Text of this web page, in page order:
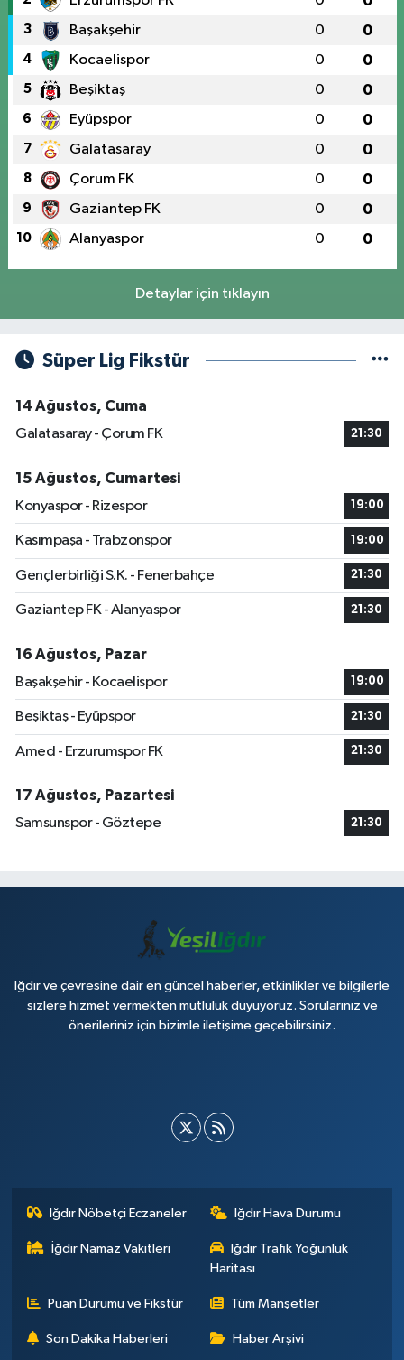
3 Başakşehir 0 0
4 Kocaelispor 0 0
5 Beşiktaş 0 0
6 Eyüpspor 0 0
7 Galatasaray 0 0
8 Çorum FK 0 0
9 Gaziantep FK 0 0
10 Alanyaspor 0 0
Detaylar için tıklayın
Süper Lig Fikstür
14 Ağustos, Cuma
Galatasaray - Çorum FK
21:30
15 Ağustos, Cumartesi
Konyaspor - Rizespor
19:00
Kasımpaşa - Trabzonspor 19:00
Gençlerbirliği S.K. - Fenerbahçe 21:30
Gaziantep FK - Alanyaspor 21:30
16 Ağustos, Pazar
Başakşehir - Kocaelispor
19:00
Beşiktaş - Eyüpspor 21:30
Amed - Erzurumspor FK 21:30
17 Ağustos, Pazartesi
Samsunspor - Göztepe
21:30
Iğdır ve çevresine dair en güncel haberler, etkinlikler ve bilgilerle
sizlere hizmet vermekten mutluluk duyuyoruz. Sorularınız ve
önerileriniz için bizimle iletişime geçebilirsiniz.
Iğdır Nöbetçi Eczaneler Iğdır Hava Durumu
İğdir Namaz Vakitleri
Iğdır Trafik Yoğunluk
Haritası
Puan Durumu ve Fikstür Tüm Manşetler
Son Dakika Haberleri Haber Arşivi